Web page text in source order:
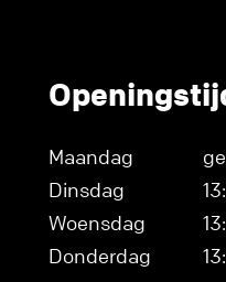
Maandag
Dinsdag
Woensdag
Donderdag